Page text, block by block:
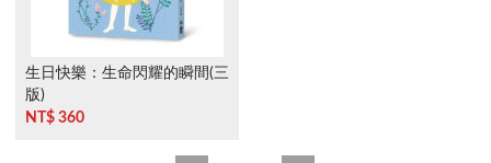
生日快樂：生命閃耀的瞬間(三
版)
NT$ 360